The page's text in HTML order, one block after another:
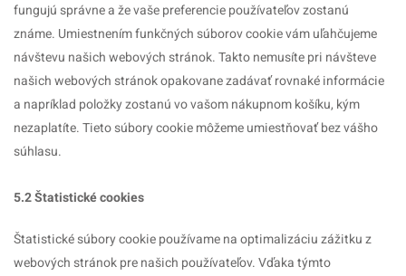
fungujú správne a že vaše preferencie používateľov zostanú
známe. Umiestnením funkčných súborov cookie vám uľahčujeme
návštevu našich webových stránok. Takto nemusíte pri návšteve
našich webových stránok opakovane zadávať rovnaké informácie
a napríklad položky zostanú vo vašom nákupnom košíku, kým
nezaplatíte. Tieto súbory cookie môžeme umiestňovať bez vášho
súhlasu.
5.2 Štatistické cookies
Štatistické súbory cookie používame na optimalizáciu zážitku z
webových stránok pre našich používateľov. Vďaka týmto